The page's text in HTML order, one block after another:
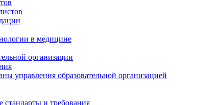
в медицине
организации
управления образовательной организацией
стандарты и требования